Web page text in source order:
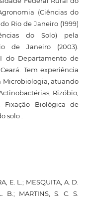
(Ciências do
Rio de Janeiro (1999)
do Solo) pela
de Janeiro (2003).
do Departamento de
Tem experiência
Microbiologia, atuando
Rizóbio,
Fixação Biológica de
solo .
E. L.; MESQUITA, A. D.
B.; MARTINS, S. C. S.